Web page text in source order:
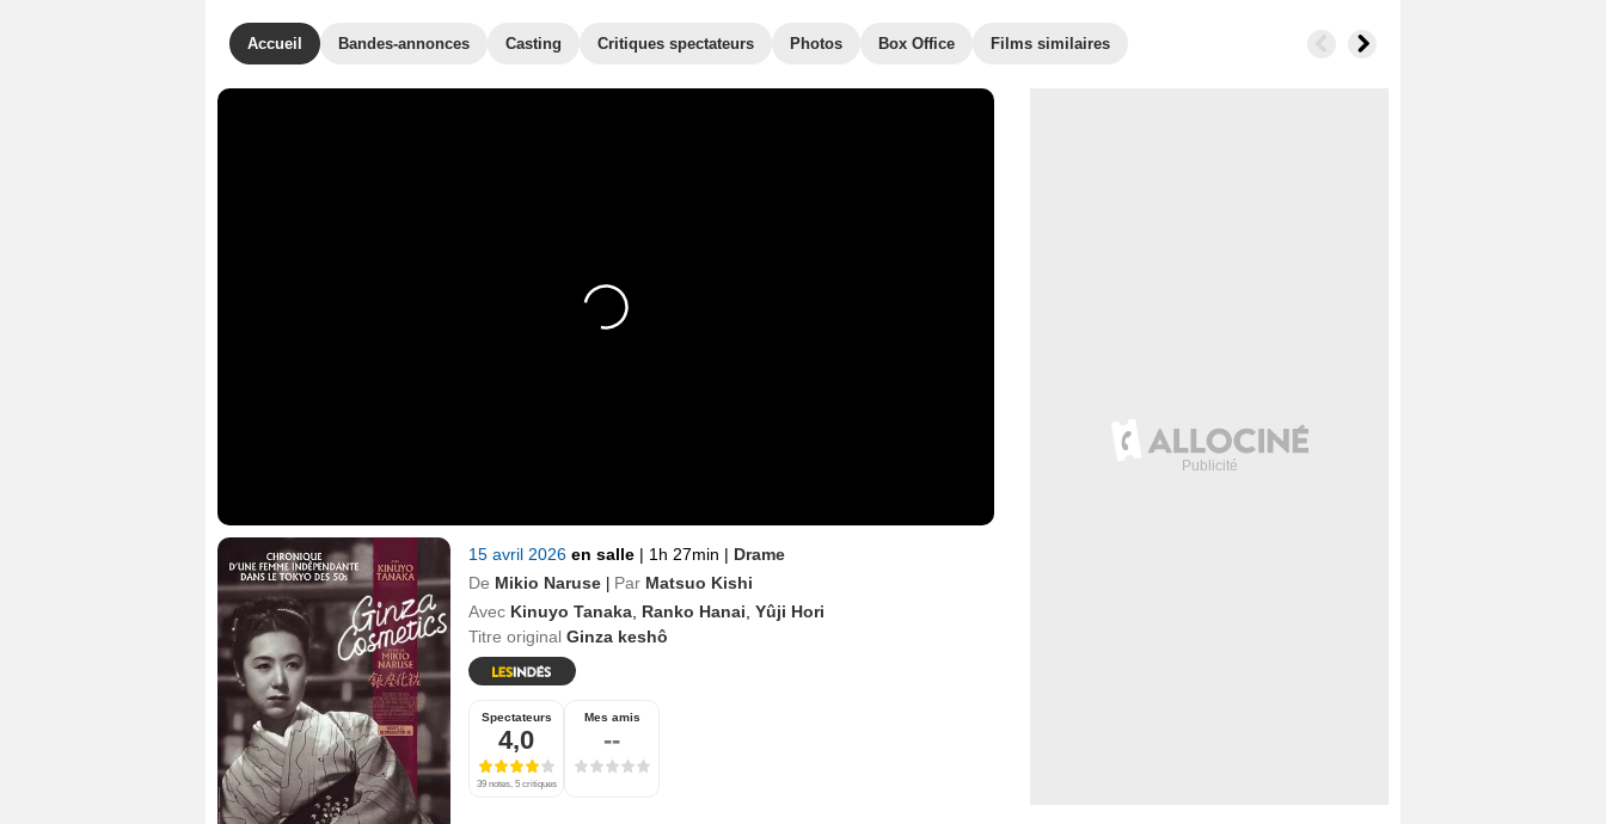
Accueil Bandes-annonces Casting Critiques spectateurs Photos Box Office Films similaires
15 avril 2026 en salle | 1h 27min | Drame
De Mikio Naruse | Par Matsuo Kishi
Avec Kinuyo Tanaka Ranko Hanai Yûji Hori
Titre original Ginza keshô
Spectateurs
4,0
39 notes, 5 critiques
Mes amis
--